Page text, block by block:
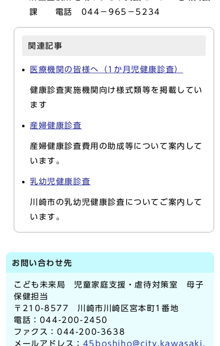
課 電話 044－965－5234
関連記事
医療機関の皆様へ（1か月児健康診査）
健康診査実施機関向け様式類等を掲載してい
ます
産婦健康診査
産婦健康診査費用の助成等について案内して
います。
乳幼児健康診査
川崎市の乳幼児健康診査についてご案内して
います。
お問い合わせ先
こども未来局 児童家庭支援・虐待対策室 母子
保健担当
〒210-8577 川崎市川崎区宮本町1番地
電話：044-200-2450
ファクス：044-200-3638
メールアドレス： 45boshiho@city.kawasaki.